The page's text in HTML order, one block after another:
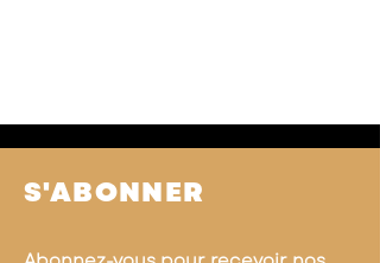
S'ABONNER